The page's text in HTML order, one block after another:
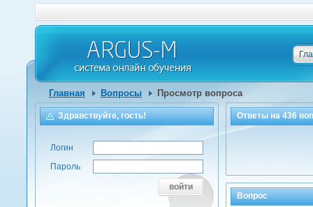
Главная Вопросы Просмотр вопроса
Ответы на436
Вопрос
Здравствуйте, гость!
Логин
Пароль
войти